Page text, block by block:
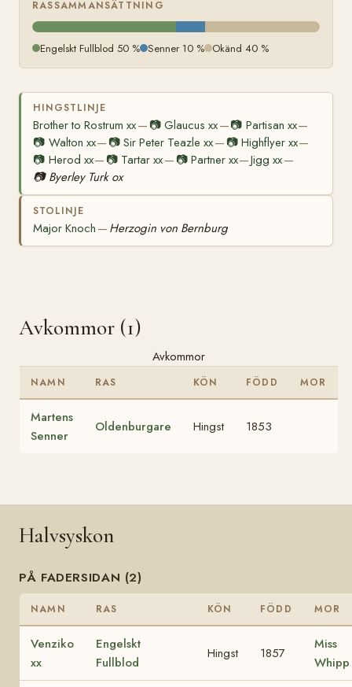
RASSAMMANSÄTTNING
Engelskt Fullblod 50 % Senner 10 % Okänd 40 %
HINGSTLINJE
Brother to Rostrum xx— 📷Glaucus xx—📷 Partisan xx—
📷 Walton xx— 📷Sir Peter Teazle xx— 📷 Highflyer xx—
📷 Herod xx— 📷 Tartar xx— 📷 Partner xx—Jigg xx—
📷 Byerley Turk ox
STOLINJE
Major Knoch — Herzogin von Bernburg
Avkommor (1)
Avkommor
NAMN RAS KÖN FÖDD MOR
Martens
Senner
Oldenburgare Hingst 1853
Halvsyskon
PÅ FADERSIDAN (2)
NAMN RAS KÖN FÖDD MOR
Venziko
xx
Engelskt
Fullblod
Hingst 1857
Miss
Whipp